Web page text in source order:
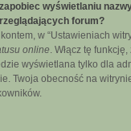
wyświetlaniu
forum?
w “Ustawieniach
online. Włącz tę
wyświetlana tylko dla
Twoja obecność na